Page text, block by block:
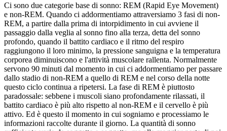
Ci sono due categorie base di sonno: REM (Rapid Eye Movement)
e non-REM. Quando ci addormentiamo attraversiamo 3 fasi di non-
REM, a partire dalla prima di intorpidimento in cui avviene il
passaggio dalla veglia al sonno fino alla terza, detta del sonno
profondo, quando il battito cardiaco e il ritmo del respiro
raggiungono il loro minimo, la pressione sanguigna e la temperatura
corporea diminuiscono e l'attività muscolare rallenta. Normalmente
servono 90 minuti dal momento in cui ci addormentiamo per passare
dallo stadio di non-REM a quello di REM e nel corso della notte
questo ciclo continua a ripetersi. La fase di REM è piuttosto
paradossale: sebbene i muscoli siano profondamente rilassati, il
battito cardiaco è più alto rispetto al non-REM e il cervello è più
attivo. Ed è questo il momento in cui sogniamo e processiamo le
informazioni raccolte durante il giorno. La quantità di sonno